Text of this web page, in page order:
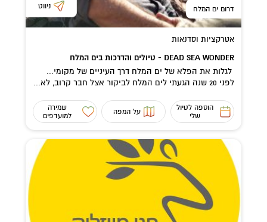
דרום ים המלח ניווט
אטרקציות וסדנאות
DEAD SEA WONDER - טיולים והדרכות בים המלח
לגלות את הפלא של ים המלח דרך העיניים של מקומי...
לפני 20 שנה הגעתי לים המלח לביקור אצל חבר קרוב, לא...
הוספה לטיול
שלי
על המפה
שמירה
למועדפים